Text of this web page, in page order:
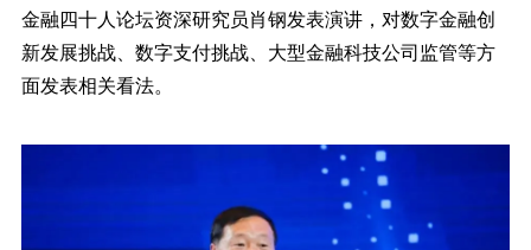
金融四十人论坛资深研究员肖钢发表演讲，对数字金融创
新发展挑战、数字支付挑战、大型金融科技公司监管等方
面发表相关看法。